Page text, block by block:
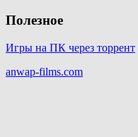
Полезное
Игры на ПК через торрент
anwap-films.com